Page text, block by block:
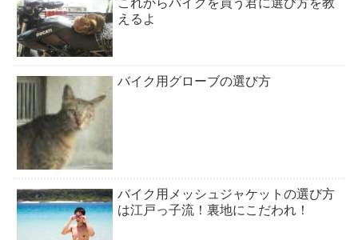
これからバイクを買う君に選び方を教
えるよ
バイク用グローブの選び方
バイク用メッシュジャケットの選び方
は江戸っ子流！裏地にこだわれ！